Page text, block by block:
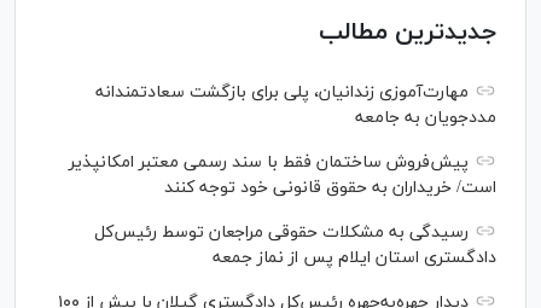
جدیدترین مطالب
مهارت‌آموزی زندانیان، پلی برای بازگشت سعادتمندانه
مددجویان به جامعه
پیش‌فروش ساختمان فقط با سند رسمی معتبر امکانپذیر
است/ خریداران به حقوق قانونی خود توجه کنند
رسیدگی به مشکلات حقوقی مراجعان توسط رئیس‌کل
دادگستری استان ایلام پس از نماز جمعه
دیدار چهره‌به‌چهره رئیس‌کل دادگستری گیلان با بیش از ۱۰۰